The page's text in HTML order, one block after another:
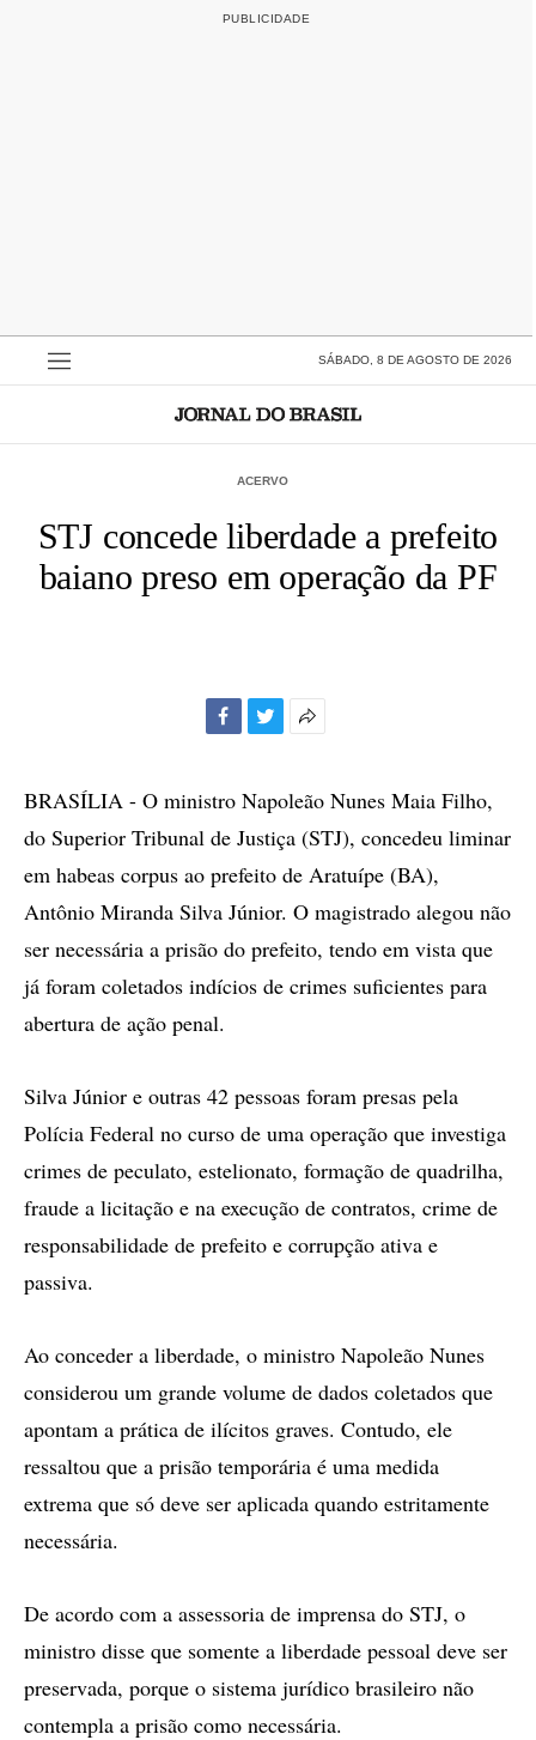
SÁBADO, 8 DE AGOSTO DE 2026
ACERVO
STJ concede liberdade a prefeito
baiano preso em operação da PF
compartilhamento
BRASÍLIA - O ministro Napoleão Nunes Maia Filho,
do Superior Tribunal de Justiça (STJ), concedeu liminar
em habeas corpus ao prefeito de Aratuípe (BA),
Antônio Miranda Silva Júnior. O magistrado alegou não
ser necessária a prisão do prefeito, tendo em vista que
já foram coletados indícios de crimes suficientes para
abertura de ação penal.
Silva Júnior e outras 42 pessoas foram presas pela
Polícia Federal no curso de uma operação que investiga
crimes de peculato, estelionato, formação de quadrilha,
fraude a licitação e na execução de contratos, crime de
responsabilidade de prefeito e corrupção ativa e
passiva.
Ao conceder a liberdade, o ministro Napoleão Nunes
considerou um grande volume de dados coletados que
apontam a prática de ilícitos graves. Contudo, ele
ressaltou que a prisão temporária é uma medida
extrema que só deve ser aplicada quando estritamente
necessária.
De acordo com a assessoria de imprensa do STJ, o
ministro disse que somente a liberdade pessoal deve ser
preservada, porque o sistema jurídico brasileiro não
contempla a prisão como necessária.